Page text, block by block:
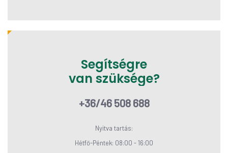
Segítségre
van szüksége?
+36/46 508 688
Nyitva tartás:
Hétfő-Péntek: 08:00 - 16:00